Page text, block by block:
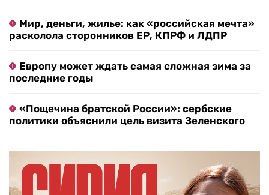
Мир, деньги, жилье: как «российская мечта»
расколола сторонников ЕР, КПРФ и ЛДПР
Европу может ждать самая сложная зима за
последние годы
«Пощечина братской России»: сербские
политики объяснили цель визита Зеленского